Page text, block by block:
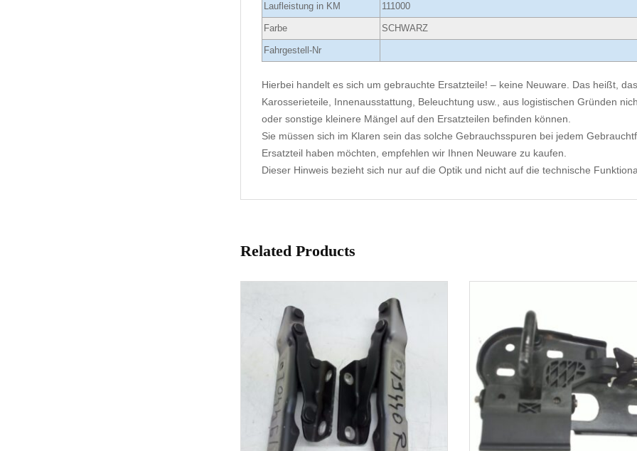
Laufleistung in KM 111000
Farbe SCHWARZ
Fahrgestell-Nr
Hierbei handelt es sich um gebrauchte Ersatzteile! – keine Neuware. Das heißt,
Karosserieteile, Innenausstattung, Beleuchtung usw., aus logistischen Gründen
oder sonstige kleinere Mängel auf den Ersatzteilen befinden können.
Sie müssen sich im Klaren sein das solche Gebrauchsspuren bei jedem
Ersatzteil haben möchten, empfehlen wir Ihnen Neuware zu kaufen.
Dieser Hinweis bezieht sich nur auf die Optik und nicht auf die technische
Related Products
1-3 Werktage 1-3 Werktage